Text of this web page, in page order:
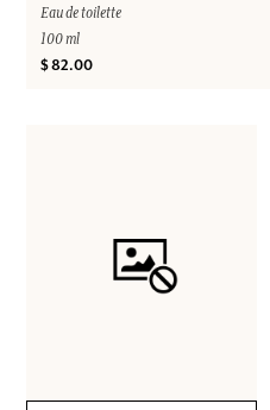
Eau de toilette
100 ml
$ 82.00